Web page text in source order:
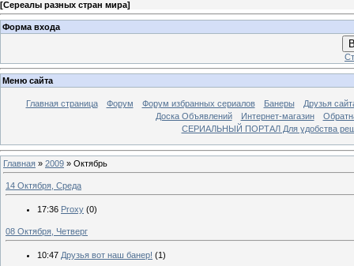
[Сереалы разных стран мира]
Форма входа
Меню сайта
Главная страница Форум Форум избранных сериалов Банеры
Друзья
Доска Объявлений
Интернет-магазин
СЕРИАЛЬНЫЙ ПОРТАЛ Для удобства
Главная » 2009 » Октябрь
14 Октября, Среда
17:36 Proxy (0)
08 Октября, Четверг
10:47 Друзья вот наш банер! (1)